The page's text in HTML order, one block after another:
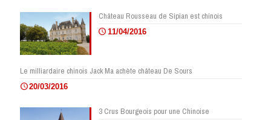
Château Rousseau de Sipian est chinois
11/04/2016
Le milliardaire chinois Jack Ma achète château De Sours
20/03/2016
3 Crus Bourgeois pour une Chinoise